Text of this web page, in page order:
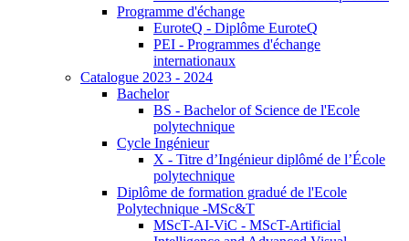
Programme d'échange
EuroteQ - Diplôme EuroteQ
PEI - Programmes d'échange
internationaux
Catalogue 2023 - 2024
Bachelor
BS - Bachelor of Science de l'Ecole
polytechnique
Cycle Ingénieur
X - Titre d’Ingénieur diplômé de l’École
polytechnique
Diplôme de formation gradué de l'Ecole
Polytechnique -MSc&T
MScT-AI-ViC - MScT-Artificial